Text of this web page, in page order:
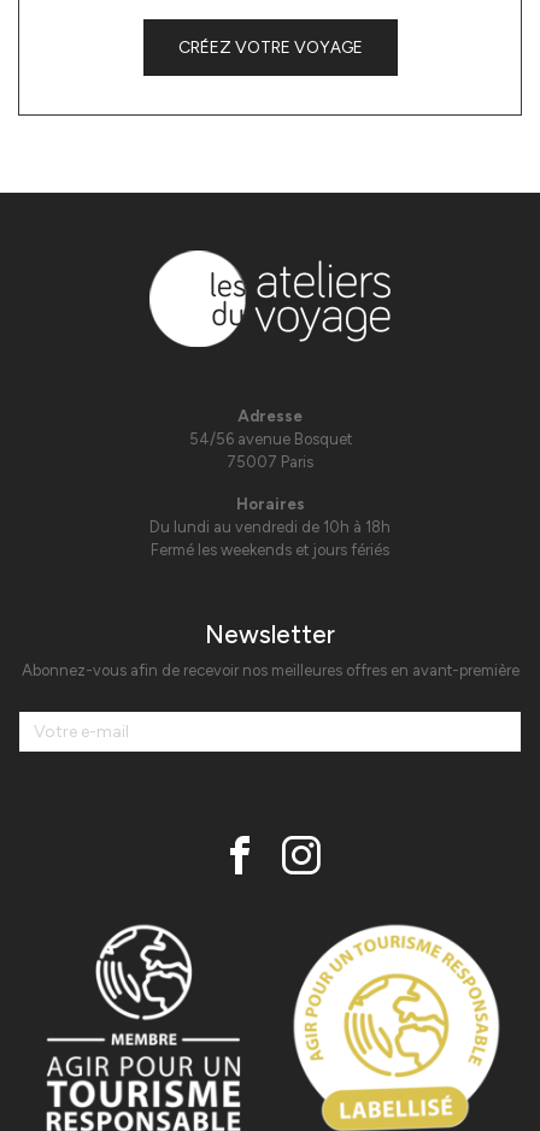
CRÉEZ VOTRE VOYAGE
Adresse
54/56 avenue Bosquet
75007 Paris
Horaires
Du lundi au vendredi de 10h à 18h
Fermé les weekends et jours fériés
Newsletter
Abonnez-vous afin de recevoir nos meilleures offres en avant-première